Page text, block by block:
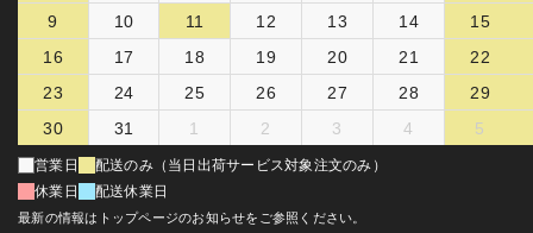
9
10 11 12 13 14
15
16
17 18 19 20 21
22
23
24 25 26 27 28
29
30
31 1 2 3 4 5
営業日
配送のみ（当日出荷サービス対象注文のみ）
休業日
配送休業日
最新の情報はトップページのお知らせをご参照ください。